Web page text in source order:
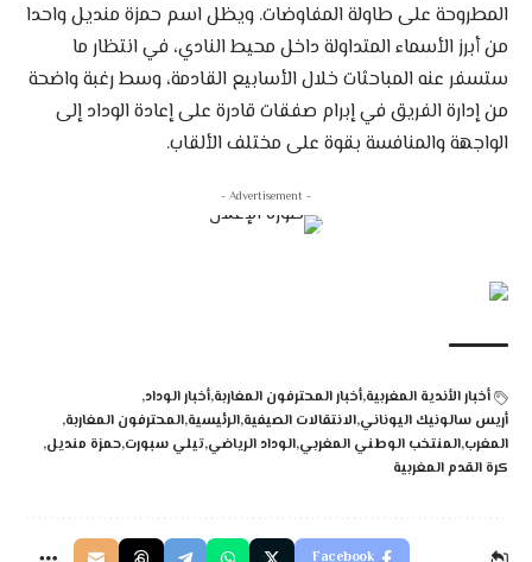
المطروحة على طاولة المفاوضات. ويظل اسم حمزة منديل واحدا
من أبرز الأسماء المتداولة داخل محيط النادي، في انتظار ما
ستسفر عنه المباحثات خلال الأسابيع القادمة، وسط رغبة واضحة
من إدارة الفريق في إبرام صفقات قادرة على إعادة الوداد إلى
الواجهة والمنافسة بقوة على مختلف الألقاب.
أخبار الأندية المغربيةأخبار المحترفون المغاربةأخبار الوداد
أريس سالونيك اليونانيالانتقالات الصيفيةالرئيسيةالمحترفون المغاربة
المغربالمنتخب الوطني المغربيالوداد الرياضيتيلي سبورتحمزة منديل
كرة القدم المغربية
Facebook